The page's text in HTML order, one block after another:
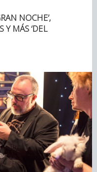
NOCHE’,
MÁS ‘DEL